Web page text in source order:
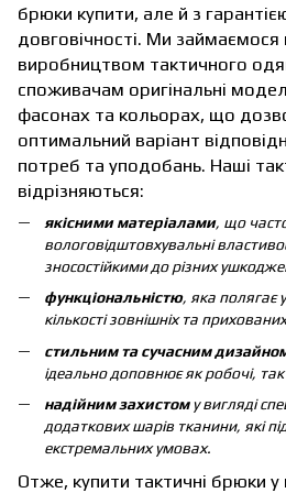
брюки купити, але й з
довговічності. Ми
виробництвом тактичного
споживачам оригінальні
фасонах та кольорах, що
оптимальний варіант
потреб та уподобань. Наші
відрізняються:
якісними матеріалами, що
вологовідштовхувальні
зносостійкими до різних
функціональністю, яка полягає
кількості зовнішніх та
стильним та сучасним
ідеально доповнює як робочі,
надійним захистому вигляді
додаткових шарів тканини, які
екстремальних умовах.
Отже, купити тактичні брюки у